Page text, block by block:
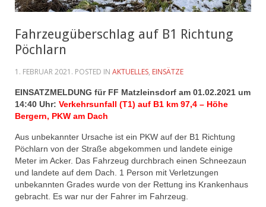
Fahrzeugüberschlag auf B1 Richtung
Pöchlarn
1. FEBRUAR 2021 . POSTED IN AKTUELLES, EINSÄTZE
EINSATZMELDUNG für FF Matzleinsdorf am 01.02.2021 um
14:40 Uhr: Verkehrsunfall (T1) auf B1 km 97,4 – Höhe
Bergern, PKW am Dach
Aus unbekannter Ursache ist ein PKW auf der B1 Richtung
Pöchlarn von der Straße abgekommen und landete einige
Meter im Acker. Das Fahrzeug durchbrach einen Schneezaun
und landete auf dem Dach. 1 Person mit Verletzungen
unbekannten Grades wurde von der Rettung ins Krankenhaus
gebracht. Es war nur der Fahrer im Fahrzeug.